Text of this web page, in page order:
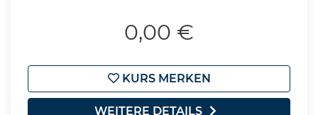
0,00 €
KURS MERKEN
WEITERE DETAILS